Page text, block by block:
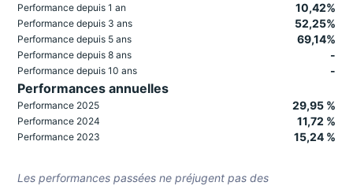
Performance depuis 1 an 10,42%
Performance depuis 3 ans 52,25%
Performance depuis 5 ans 69,14%
Performance depuis 8 ans -
Performance depuis 10 ans -
Performances annuelles
Performance 2025 29,95 %
Performance 2024 11,72 %
Performance 2023 15,24 %
Les performances passées ne préjugent pas des